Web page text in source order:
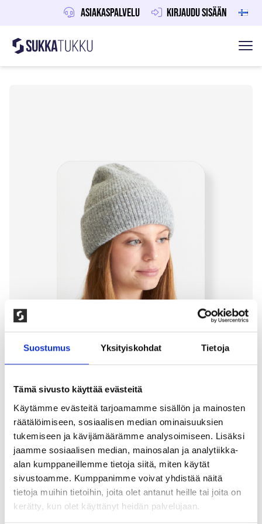
Suostumus Yksityiskohdat Tietoja
Tämä sivusto käyttää evästeitä
Käytämme evästeitä tarjoamamme sisällön ja mainosten
räätälöimiseen, sosiaalisen median ominaisuuksien
tukemiseen ja kävijämäärämme analysoimiseen. Lisäksi
jaamme sosiaalisen median, mainosalan ja analytiikka-
alan kumppaneillemme tietoja siitä, miten käytät
sivustoamme. Kumppanimme voivat yhdistää näitä
tietoja muihin tietoihin, joita olet antanut heille tai joita on
kerätty, kun olet käyttänyt heidän palvelujaan.
Asiakaspalvelu Kirjaudu sisään
Hoppa till innehåll
Sukkatukku
CHUNKY PIPO, MELEERATTU
HARMAA
200,00kr
Tyylikäs pipo pehmeästä villasekoitteesta – kevyt ja
lämmin. Pipo joka sopii sekä arkeen ja vapaa-aikaan.